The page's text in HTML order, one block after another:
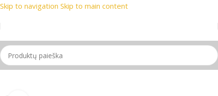
Skip to navigation Skip to main content
📦 Nemokamas
Pradžia/Mikrofonas